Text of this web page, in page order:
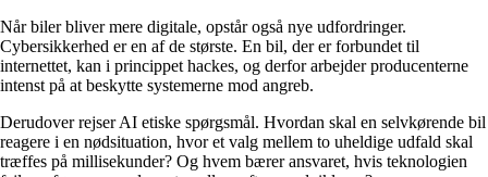
Når biler bliver mere digitale, opstår også nye udfordringer.
Cybersikkerhed er en af de største. En bil, der er forbundet til
internettet, kan i princippet hackes, og derfor arbejder producenterne
intenst på at beskytte systemerne mod angreb.
Derudover rejser AI etiske spørgsmål. Hvordan skal en selvkørende bil
reagere i en nødsituation, hvor et valg mellem to uheldige udfald skal
træffes på millisekunder? Og hvem bærer ansvaret, hvis teknologien